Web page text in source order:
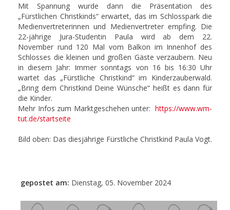
Mit Spannung wurde dann die Präsentation des
„Fürstlichen Christkinds“ erwartet, das im Schlosspark die
Medienvertreterinnen und Medienvertreter empfing. Die
22-jährige Jura-Studentin Paula wird ab dem 22.
November rund 120 Mal vom Balkon im Innenhof des
Schlosses die kleinen und großen Gäste verzaubern. Neu
in diesem Jahr: Immer sonntags von 16 bis 16:30 Uhr
wartet das „Fürstliche Christkind“ im Kinderzauberwald.
„Bring dem Christkind Deine Wünsche“ heißt es dann für
die Kinder.
Mehr Infos zum Marktgeschehen unter: https://www.wm-
tut.de/startseite
Bild oben: Das diesjährige Fürstliche Christkind Paula Vogt.
gepostet am: Dienstag, 05. November 2024
- Anzeige -